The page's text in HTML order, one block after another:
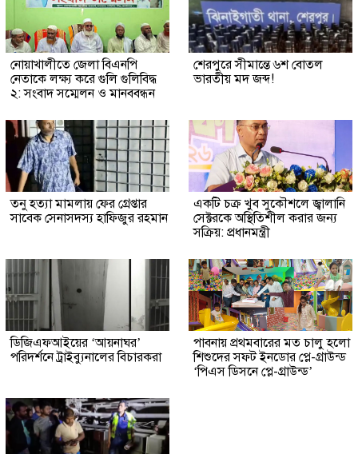
নোয়াখালীতে জেলা বিএনপি
নেতাকে লক্ষ্য করে গুলি গুলিবিদ্ধ
২: সংবাদ সম্মেলন ও মানববন্ধন
শেরপুরে সীমান্তে ৬শ বোতল
ভারতীয় মদ জব্দ!
তনু হত্যা মামলায় ফের গ্রেপ্তার
সাবেক সেনাসদস্য হাফিজুর রহমান
একটি চক্র খুব সুকৌশলে জ্বালানি
সেক্টরকে অস্থিতিশীল করার জন্য
সক্রিয়: প্রধানমন্ত্রী
ডিজিএফআইয়ের ‘আয়নাঘর’
পরিদর্শনে ট্রাইব্যুনালের বিচারকরা
পাবনায় প্রথমবারের মত চালু হলো
শিশুদের সফট ইনডোর প্লে-গ্রাউন্ড
‘পিএস ডিসনে প্লে-গ্রাউন্ড’